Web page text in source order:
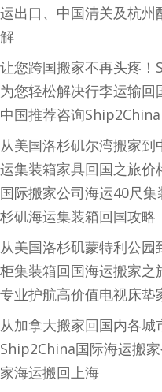
运出口、中国清关及杭
解
让您跨国搬家不再头疼
为您轻松解决行李运输
中国推荐咨询Ship2China
从美国洛杉矶尔湾搬家
运集装箱家具回国之旅
国际搬家公司海运40尺
杉矶海运集装箱回国攻略
从美国洛杉矶蒙特利公
柜集装箱回国海运搬家
专业护航高价值电视床
从加拿大搬家回国内各城
Ship2China国际海运搬
家海运搬回上海